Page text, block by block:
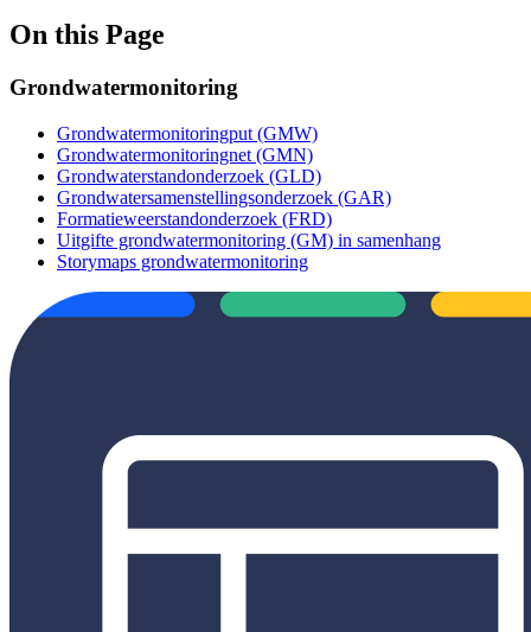
On this Page
Grondwatermonitoring
Grondwatermonitoringput (GMW)
Grondwatermonitoringnet (GMN)
Grondwaterstandonderzoek (GLD)
Grondwatersamenstellingsonderzoek (GAR)
Formatieweerstandonderzoek (FRD)
Uitgifte grondwatermonitoring (GM) in samenhang
Storymaps grondwatermonitoring